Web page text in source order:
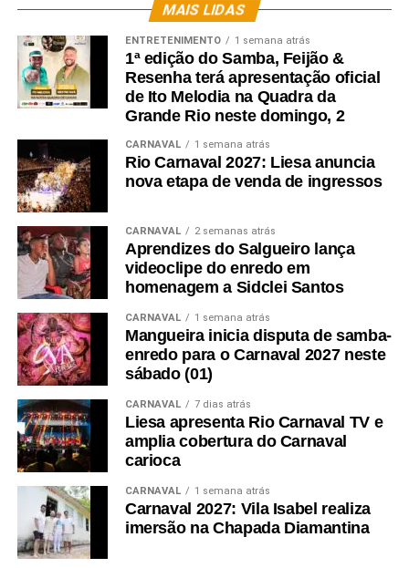
MAIS LIDAS
ENTRETENIMENTO 1 semana atrás
1ª edição do Samba, Feijão &
Resenha terá apresentação oficial
de Ito Melodia na Quadra da
Grande Rio neste domingo, 2
CARNAVAL 1 semana atrás
Rio Carnaval 2027: Liesa anuncia
nova etapa de venda de ingressos
CARNAVAL 2 semanas atrás
Aprendizes do Salgueiro lança
videoclipe do enredo em
homenagem a Sidclei Santos
CARNAVAL 1 semana atrás
Mangueira inicia disputa de samba-
enredo para o Carnaval 2027 neste
sábado (01)
CARNAVAL 7 dias atrás
Liesa apresenta Rio Carnaval TV e
amplia cobertura do Carnaval
carioca
CARNAVAL 1 semana atrás
Carnaval 2027: Vila Isabel realiza
imersão na Chapada Diamantina